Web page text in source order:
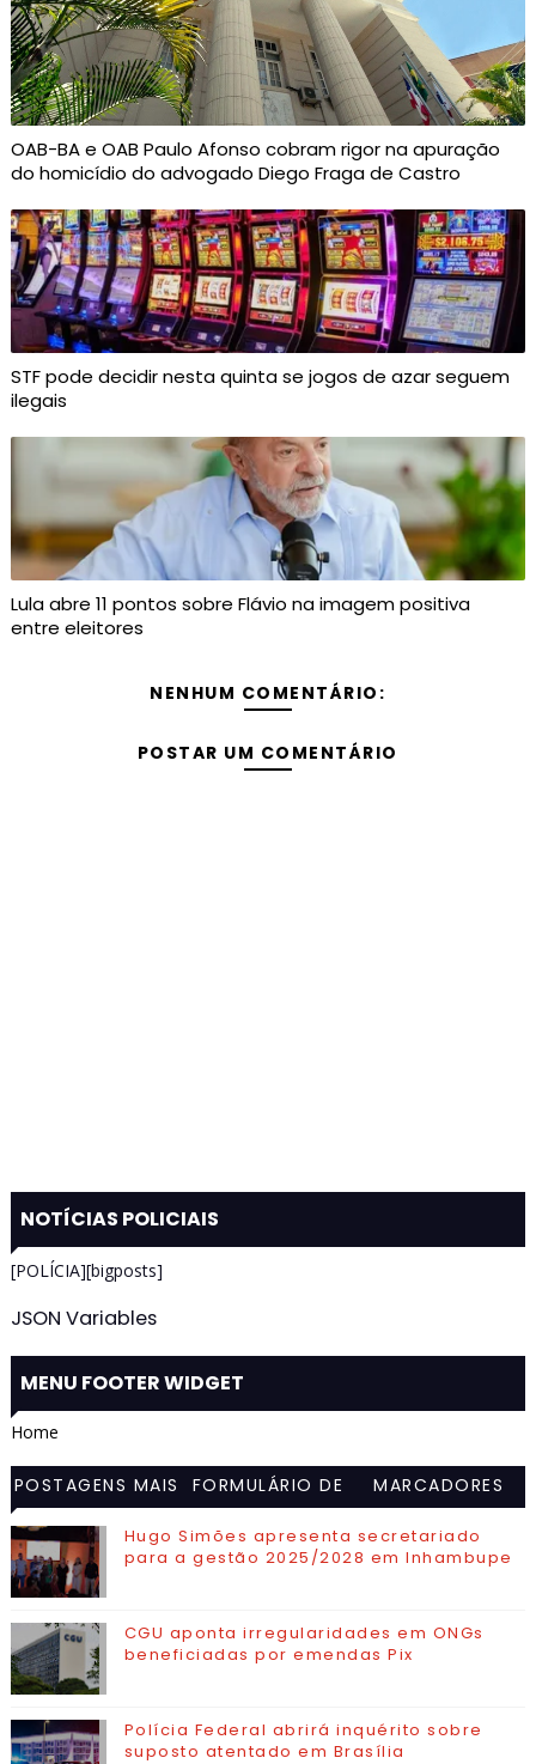
OAB-BA e OAB Paulo Afonso cobram rigor na apuração
do homicídio do advogado Diego Fraga de Castro
STF pode decidir nesta quinta se jogos de azar seguem
ilegais
Lula abre 11 pontos sobre Flávio na imagem positiva
entre eleitores
NENHUM COMENTÁRIO:
POSTAR UM COMENTÁRIO
NOTÍCIAS POLICIAIS
[POLÍCIA][bigposts]
JSON Variables
MENU FOOTER WIDGET
Home
POSTAGENS MAIS
VISITADAS
FORMULÁRIO DE
MARCADORES
Hugo Simões apresenta secretariado
para a gestão 2025/2028 em Inhambupe
CGU aponta irregularidades em ONGs
beneficiadas por emendas Pix
Polícia Federal abrirá inquérito sobre
suposto atentado em Brasília